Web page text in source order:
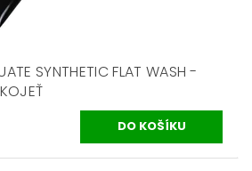
SYNTHETIC FLAT WASH -